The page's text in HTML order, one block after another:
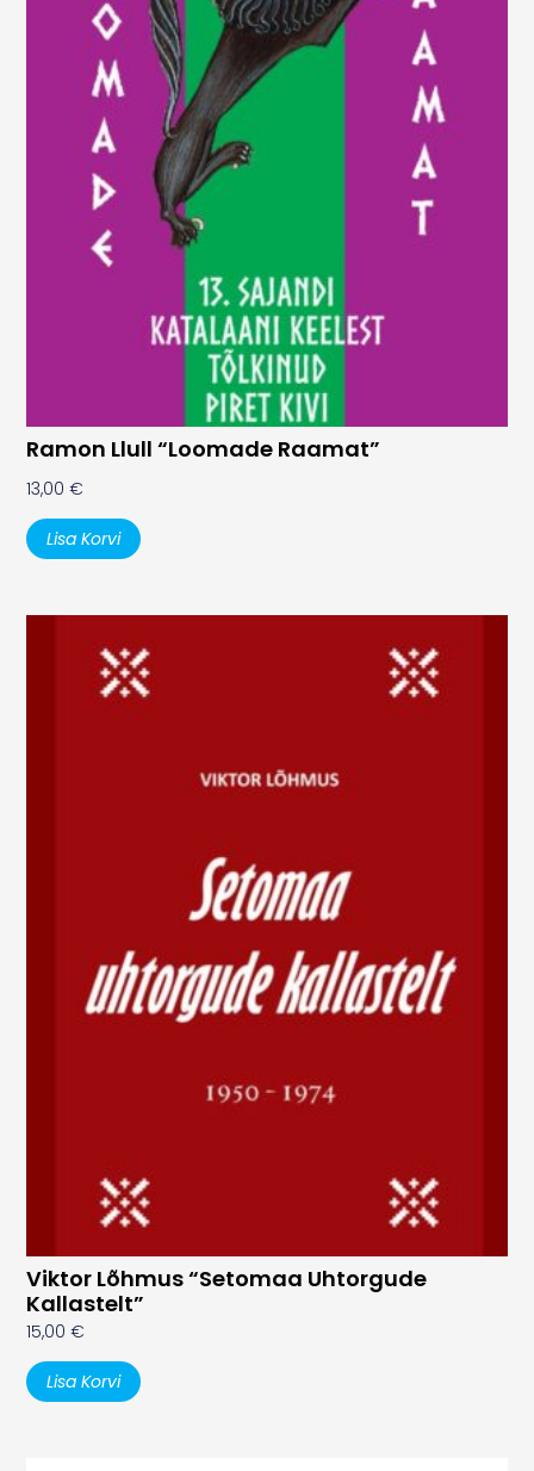
Ramon Llull “Loomade Raamat”
13,00€
Lisa Korvi
Viktor Lõhmus “Setomaa Uhtorgude
Kallastelt”
15,00€
Lisa Korvi